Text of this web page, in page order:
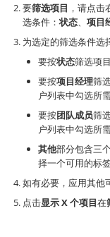
要筛选项目 ，请点击
选条件：状态 项目
为选定的筛选条件选
要按状态筛选项
要按项目经理筛
户列表中勾选所
要按团队成员筛
户列表中勾选所
其他部分包含三
择一个可用的标
如有必要，应用其他
点击显示 X 个项目在